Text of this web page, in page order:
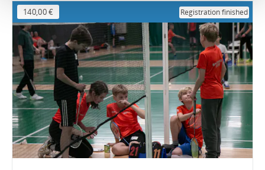
140,00 € Registration finished